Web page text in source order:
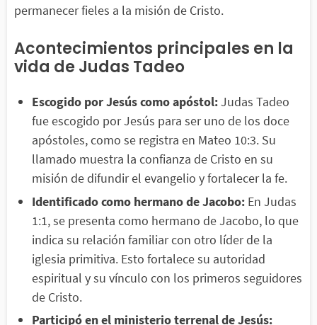
permanecer fieles a la misión de Cristo.
Acontecimientos principales en la
vida de Judas Tadeo
Escogido por Jesús como apóstol:Judas Tadeo
fue escogido por Jesús para ser uno de los doce
apóstoles, como se registra en Mateo 10:3. Su
llamado muestra la confianza de Cristo en su
misión de difundir el evangelio y fortalecer la fe.
Identificado como hermano de Jacobo: En Judas
1:1, se presenta como hermano de Jacobo, lo que
indica su relación familiar con otro líder de la
iglesia primitiva. Esto fortalece su autoridad
espiritual y su vínculo con los primeros seguidores
de Cristo.
Participó en el ministerio terrenal de Jesús: